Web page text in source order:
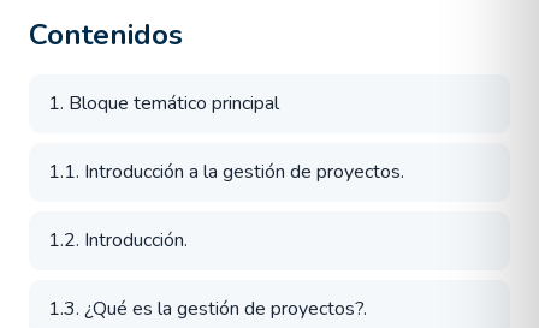
Contenidos
1. Bloque temático principal
1.1. Introducción a la gestión de proyectos.
1.2. Introducción.
1.3. ¿Qué es la gestión de proyectos?.